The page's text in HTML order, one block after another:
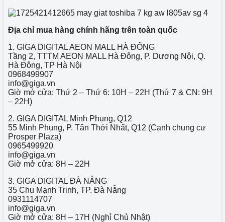
Địa chỉ mua hàng chính hãng trên toàn quốc
1. GIGA DIGITAL AEON MALL HÀ ĐÔNG
Tầng 2, TTTM AEON MALL Hà Đông, P. Dương Nội, Q.
Hà Đông, TP Hà Nội
0968499907
info@giga.vn
Giờ mở cửa: Thứ 2 – Thứ 6: 10H – 22H (Thứ 7 & CN: 9H
– 22H)
2. GIGA DIGITAL Minh Phụng, Q12
55 Minh Phụng, P. Tân Thới Nhất, Q12 (Cạnh chung cư
Prosper Plaza)
0965499920
info@giga.vn
Giờ mở cửa: 8H – 22H
3. GIGA DIGITAL ĐÀ NẴNG
35 Chu Mạnh Trinh, TP. Đà Nẵng
0931114707
info@giga.vn
Giờ mở cửa: 8H – 17H (Nghỉ Chủ Nhật)